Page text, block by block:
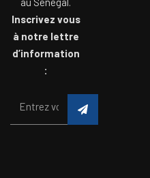
Inscrivez vous
à notre lettre
d’information
: